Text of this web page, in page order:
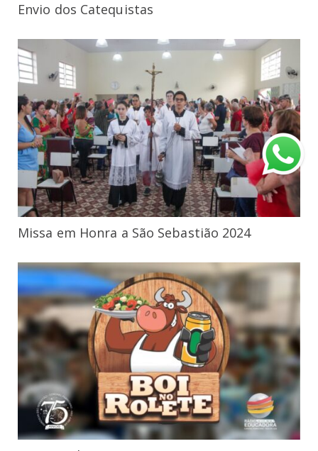
Envio dos Catequistas
Missa em Honra a São Sebastião 2024